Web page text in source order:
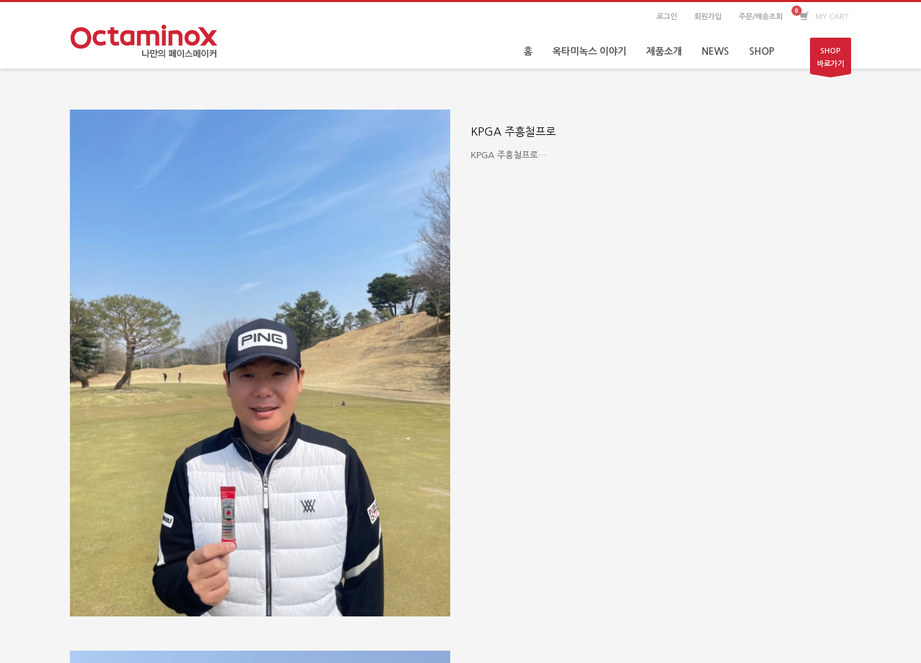
로그인 회원가입 주문/배송조회 MY CART
SHOP
바로가기
홈 옥타미녹스 이야기 제품소개 NEWS SHOP
KPGA 주흥철프로
KPGA 주흥철프로…